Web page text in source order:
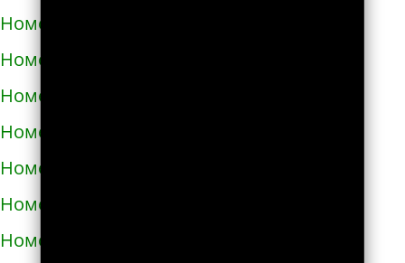
Номера телефонов такси в Тульчине
Номера телефонов такси в Ужгороде
Номера телефонов такси в Узине
Номера телефонов такси в Украинке
Номера телефонов такси в Умани
Номера телефонов такси в Фастове
Номера телефонов такси в Харькове